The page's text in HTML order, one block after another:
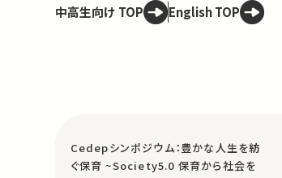
中高生向け TOP English TOP
Cedepシンポジウム：豊かな人生を紡
ぐ保育 ~Society5.0 保育から社会を